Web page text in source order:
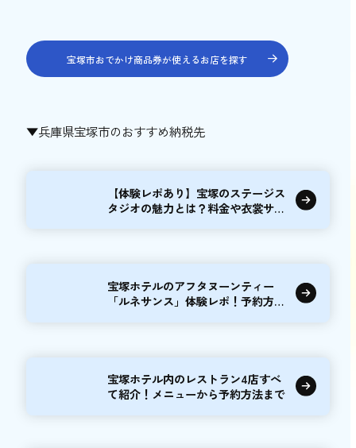
宝塚市おでかけ商品券が使えるお店を探す
▼兵庫県宝塚市のおすすめ納税先
【体験レポあり】宝塚のステージス
タジオの魅力とは？料金や衣裳サイ
宝塚ホテルのアフタヌーンティー
「ルネサンス」体験レポ！予約方法
宝塚ホテル内のレストラン4店すべ
て紹介！メニューから予約方法まで